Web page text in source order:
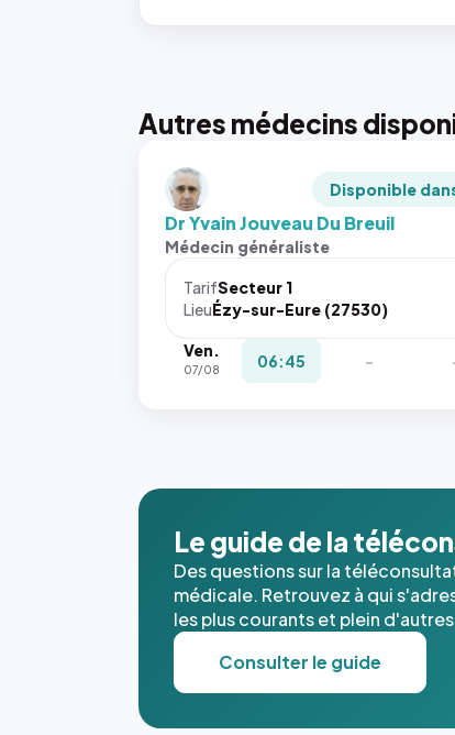
Autres médecins
Disponible
Dr Yvain Jouveau Du Breuil
Médecin généraliste
TarifSecteur 1
LieuÉzy-sur-Eure (27530)
Ven.
07/08 06:45 -
Le guide de la
Des questions sur la
médicale. Retrouvez à qui
les plus courants et plein
Consulter le guide